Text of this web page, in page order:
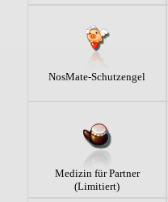
NosMate-Schutzengel
Medizin für Partner
(Limitiert)